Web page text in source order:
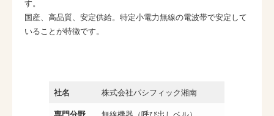
す。
国産、高品質、安定供給。特定小電力無線の電波帯で安定して
いることが特徴です。
社名 株式会社パシフィック湘南